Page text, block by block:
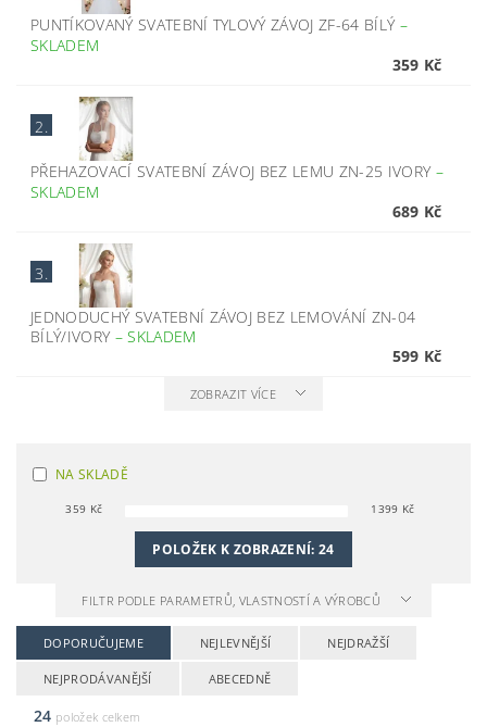
PUNTÍKOVANÝ SVATEBNÍ TYLOVÝ ZÁVOJ ZF-64 BÍLÝ –
SKLADEM
359 Kč
2.
PŘEHAZOVACÍ SVATEBNÍ ZÁVOJ BEZ LEMU ZN-25 IVORY –
SKLADEM
689 Kč
3.
JEDNODUCHÝ SVATEBNÍ ZÁVOJ BEZ LEMOVÁNÍ ZN-04
BÍLÝ/IVORY –SKLADEM
599 Kč
ZOBRAZIT VÍCE
NA SKLADĚ
359 Kč 1399 Kč
POLOŽEK K ZOBRAZENÍ:24
FILTR PODLE PARAMETRŮ, VLASTNOSTÍ A VÝROBCŮ
DOPORUČUJEME NEJLEVNĚJŠÍ NEJDRAŽŠÍ
NEJPRODÁVANĚJŠÍ ABECEDNĚ
24 položek celkem